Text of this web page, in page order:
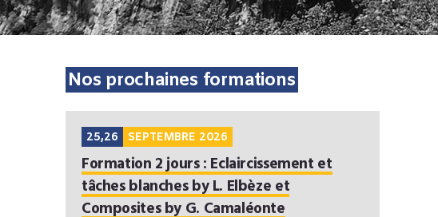
Nos prochaines formations
25,26 SEPTEMBRE 2026
Formation 2 jours : Eclaircissement et
tâches blanches by L. Elbèze et
Composites by G. Camaléonte